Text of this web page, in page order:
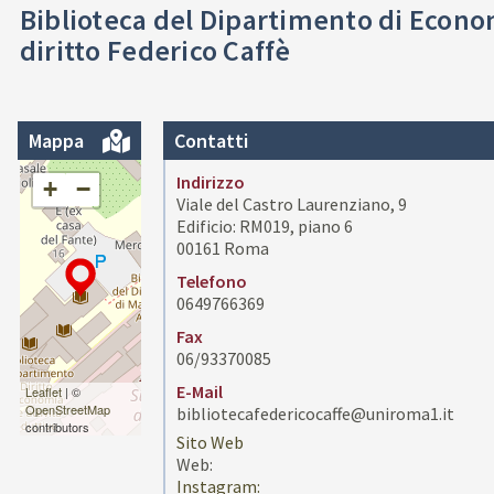
Biblioteca del Dipartimento di
diritto Federico Caffè
Mappa
+ −
Leaflet| ©
OpenStreetMap
contributors
Contatti
Indirizzo
Viale del Castro Laurenziano, 9
Edificio: RM019, piano 6
00161 Roma
Telefono
0649766369
Fax
06/93370085
E-Mail
bibliotecafedericocaffe@uniroma1.it
Sito Web
Web:
Instagram: